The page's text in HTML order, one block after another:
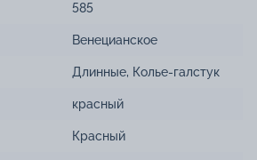
585
Венецианское
Длинные, Колье-галстук
красный
Красный